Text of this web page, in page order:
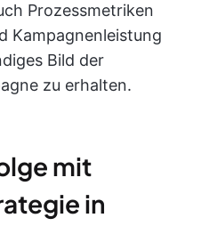
Prozessmetriken
Kampagnenleistung
Bild der
zu erhalten.
mit
in